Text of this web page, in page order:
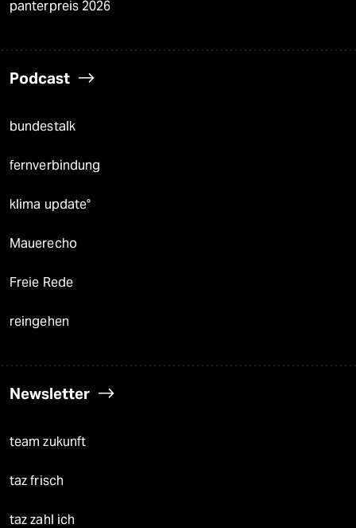
panterpreis 2026
Podcast
bundestalk
fernverbindung
klima update°
Mauerecho
Freie Rede
reingehen
Newsletter
team zukunft
taz frisch
taz zahl ich